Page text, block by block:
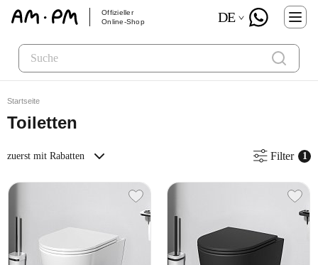
Offizieller
Online-Shop
DE
Startseite
Toiletten
zuerst mit Rabatten Filter